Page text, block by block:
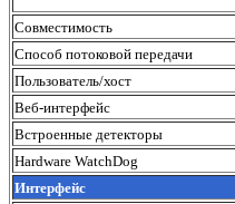
Совместимость
Способ потоковой передачи
Пользователь/хост
Веб-интерфейс
Встроенные детекторы
Hardware WatchDog
Интерфейс